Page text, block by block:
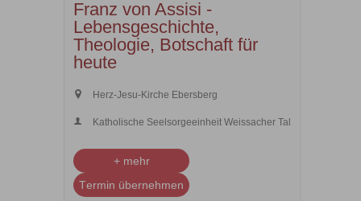
Franz von Assisi -
Lebensgeschichte,
Theologie, Botschaft für
heute
Herz-Jesu-Kirche Ebersberg
Katholische Seelsorgeeinheit Weissacher Tal
+ mehr
Termin übernehmen